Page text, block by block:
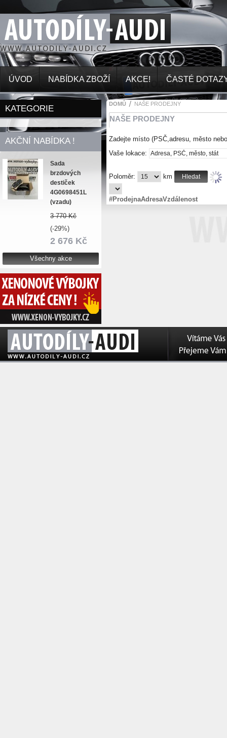
ÚVOD NABÍDKA ZBOŽÍ AKCE! ČASTÉ
KATEGORIE
AKČNÍ NABÍDKA !
Sada
brzdových
destiček
4G0698451L
(vzadu)
3 770 Kč
(-29%)
2 676 Kč
Všechny akce
DOMŮ NAŠE PRODEJNY
NAŠE PRODEJNY
Zadejte místo (PSČ,adresu, město
Vaše lokace:
Poloměr: km
#ProdejnaAdresaVzdálenost